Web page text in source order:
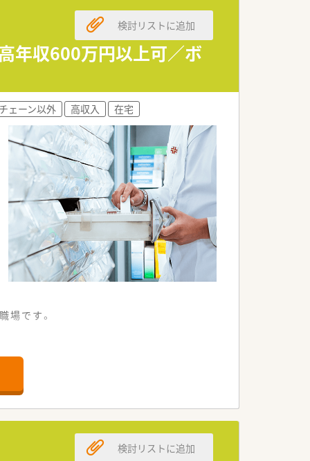
年収600万円以上可／ボ
検討リストに追加
ェーン以外 高収入 在宅
場です。
対応します。
特徴の法人です。
検討リストに追加